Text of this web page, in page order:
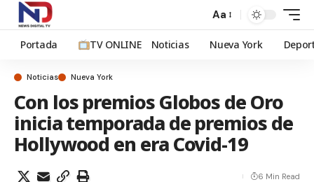
Aa
Portada TV ONLINE Noticias Nueva York
Noticias Nueva York
Con los premios Globos de Oro
inicia temporada de premios de
Hollywood en era Covid-19
6 Min Read